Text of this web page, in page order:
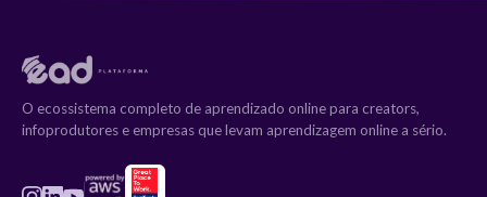
O ecossistema completo de aprendizado online para creators,
infoprodutores e empresas que levam aprendizagem online a sério.